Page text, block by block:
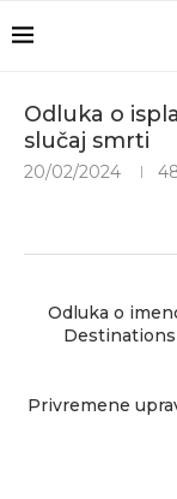
Odluka o
slučaj smrti
20/02/2024
Odluka o
Destinations
Privremene